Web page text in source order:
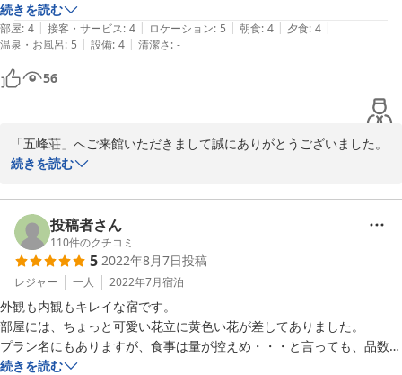
温泉は大浴場、露天風呂とも最高でした。朝晩男女入れ替えで、いろい
ろなタイプのお風呂が楽しめます。源泉掛け流しの露天風呂は自然に囲
まれた中でゆっくりくつろぐことができました。
食事は美味しかったですが、夕食の最後に出てくるご飯の漬物が、最初
からテーブルに添えられていたのは頂けません。ご飯と一緒に持ってく
る配慮が必要です。但し、サワラの焼き魚は身が厚く脂がのっていてと
ても美味しかったです。　朝ご飯は品数、種類とも満足できました。温
泉卵はとても美味しく頂きました。
スタッフの方々はとても親切です。
続きを読む
部屋: 4 | 接客・サービス: 4 | ロケーション: 5 | 朝食: 4 | 夕食: 4 |
温泉・お風呂: 5 | 設備: 4 | 清潔さ: -
56
「五峰荘」へご来館いただきまして誠にありがとうございました。
温泉をお楽しみ頂けたご様子で大変嬉しく思います。
ありがとうございます。
和懐石ですと最後にお食事とともにお持ちするのですが、私共では
お酒のあてにお漬物を召し上がる客様もいらっしゃる事から、先に
ご用意しております。
今後ともお客様からのご意見・ご感想を考慮しながら検討してまい
りたいと思います。
またのお帰りを心よりお待ち申し上げております。
2023-02-17
続きを読む
投稿者さん
110件のクチコミ
5 2022年8月7日投稿
レジャー 一人 2022年7月宿泊
外観も内観もキレイな宿です。
部屋には、ちょっと可愛い花立に黄色い花が差してありました。
プラン名にもありますが、食事は量が控えめ・・・と言っても、品数も
多く、それぞれが凝った料理で、おいしく、十分な量があり、大満足で
続きを読む